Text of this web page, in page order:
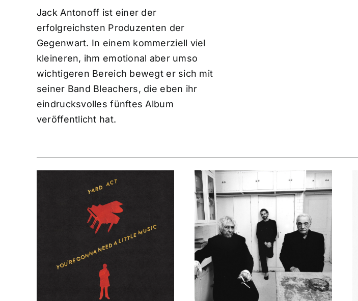
Jack Antonoff ist einer der
erfolgreichsten Produzenten der
Gegenwart. In einem kommerziell viel
kleineren, ihm emotional aber umso
wichtigeren Bereich bewegt er sich mit
seiner Band Bleachers, die eben ihr
eindrucksvolles fünftes Album
veröffentlicht hat.